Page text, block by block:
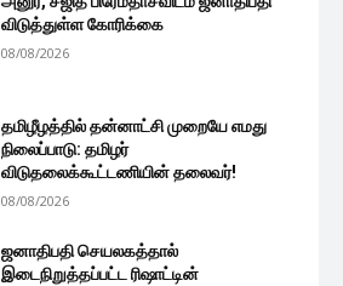
விடுத்துள்ள கோரிக்கை
08/08/2026
தமிழீழத்தில் தன்னாட்சி முறையே எமது
நிலைப்பாடு: தமிழர்
விடுதலைக்கூட்டணியின் தலைவர்!
08/08/2026
ஜனாதிபதி செயலகத்தால்
இடைநிறுத்தப்பட்ட ரிஷாட்டின்